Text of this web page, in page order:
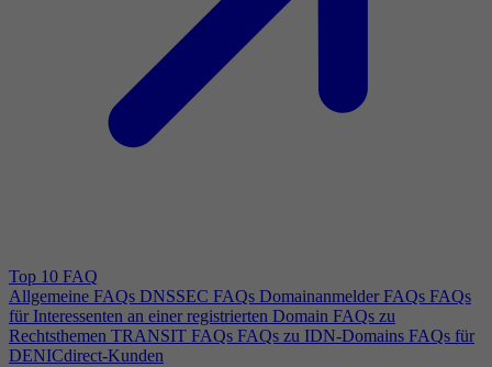
Top 10 FAQ
Allgemeine FAQs DNSSEC FAQs Domainanmelder FAQs FAQs
für Interessenten an einer registrierten Domain FAQs zu
Rechtsthemen TRANSIT FAQs FAQs zu IDN-Domains FAQs für
DENICdirect-Kunden